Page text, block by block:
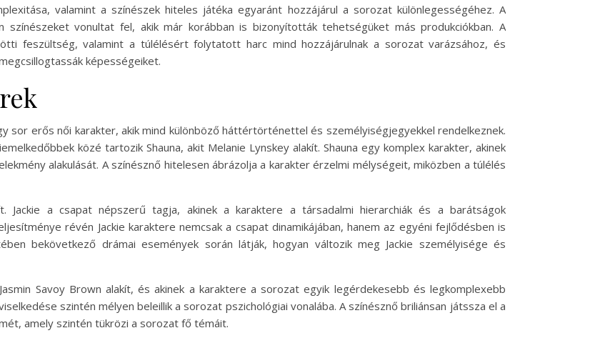
valamint a színészek hiteles játéka egyaránt hozzájárul a sorozat különlegességéhez. A
színészeket vonultat fel, akik már korábban is bizonyították tehetségüket más produkciókban. A
feszültség, valamint a túlélésért folytatott harc mind hozzájárulnak a sorozat varázsához, és
képességeiket.
sor erős női karakter, akik mind különböző háttértörténettel és személyiségjegyekkel rendelkeznek.
közé tartozik Shauna, akit Melanie Lynskey alakít. Shauna egy komplex karakter, akinek
alakulását. A színésznő hitelesen ábrázolja a karakter érzelmi mélységeit, miközben a túlélés
Jackie a csapat népszerű tagja, akinek a karaktere a társadalmi hierarchiák és a barátságok
révén Jackie karaktere nemcsak a csapat dinamikájában, hanem az egyéni fejlődésben is
bekövetkező drámai események során látják, hogyan változik meg Jackie személyisége és
Savoy Brown alakít, és akinek a karaktere a sorozat egyik legérdekesebb és legkomplexebb
szintén mélyen beleillik a sorozat pszichológiai vonalába. A színésznő briliánsan játssza el a
amely szintén tükrözi a sorozat fő témáit.